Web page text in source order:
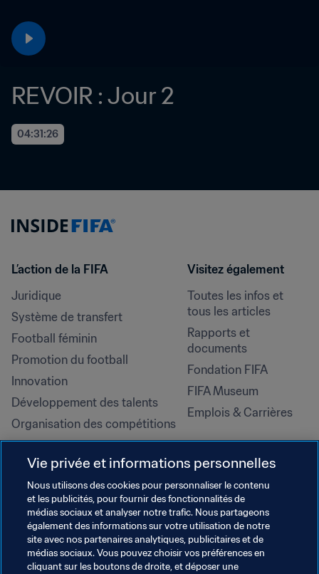
REVOIR : Jour 2
04:31:26
L’action de la FIFA
Juridique
Système de transfert
Football féminin
Promotion du football
Innovation
Développement des talents
Organisation des compétitions
Développement durable
Droits de l'homme et lutte contre
la discrimination
Santé et médical
Initiatives en matière de
formation
Visitez également
Toutes les infos et
tous les articles
Rapports et
documents
Fondation FIFA
FIFA Museum
Emplois & Carrières
Vie privée et informations personnelles
Nous utilisons des cookies pour personnaliser le contenu
et les publicités, pour fournir des fonctionnalités de
médias sociaux et analyser notre trafic. Nous partageons
également des informations sur votre utilisation de notre
site avec nos partenaires analytiques, publicitaires et de
médias sociaux. Vous pouvez choisir vos préférences en
cliquant sur les boutons de droite, et déposer une